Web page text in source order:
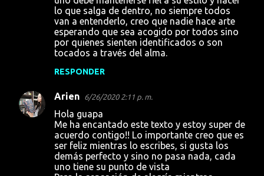
lo que salga de dentro, no siempre todos
van a entenderlo, creo que nadie hace arte
esperando que sea acogido por todos sino
por quienes sienten identificados o son
tocados a través del alma.
RESPONDER
Arien 6/26/2020 2:11 p. m.
Hola guapa
Me ha encantado este texto y estoy super de
acuerdo contigo!! Lo importante creo que es
ser feliz mientras lo escribes, si gusta los
demás perfecto y sino no pasa nada, cada
uno tiene su punto de vista